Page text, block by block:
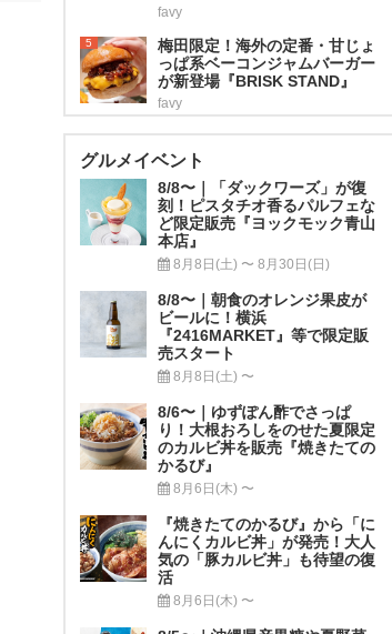
favy
5
梅田限定！海外の定番・甘じょ
っぱ系ベーコンジャムバーガー
が新登場『BRISK STAND』
favy
グルメイベント
8/8〜｜「ダックワーズ」が復
刻！ピスタチオ香るパルフェな
ど限定販売『ヨックモック青山
本店』
8月8日(土) 〜 8月30日(日)
8/8〜｜朝食のオレンジ果皮が
ビールに！横浜
『2416MARKET』等で限定販
売スタート
8月8日(土) 〜
8/6〜｜ゆずぽん酢でさっぱ
り！大根おろしをのせた夏限定
のカルビ丼を販売『焼きたての
かるび』
8月6日(木) 〜
『焼きたてのかるび』から「に
んにくカルビ丼」が発売！大人
気の「豚カルビ丼」も待望の復
活
8月6日(木) 〜